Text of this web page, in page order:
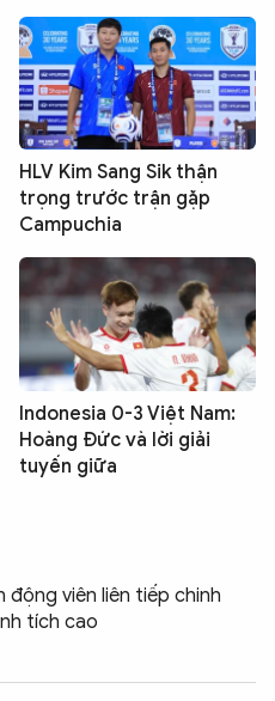
HLV Kim Sang Sik thận
trọng trước trận gặp
Campuchia
Indonesia 0-3 Việt Nam:
Hoàng Đức và lời giải
tuyến giữa
động viên liên tiếp chinh
tích cao